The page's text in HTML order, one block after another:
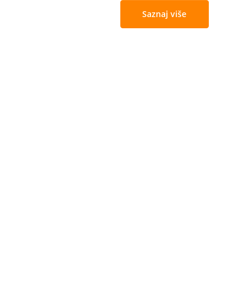
Saznaj više